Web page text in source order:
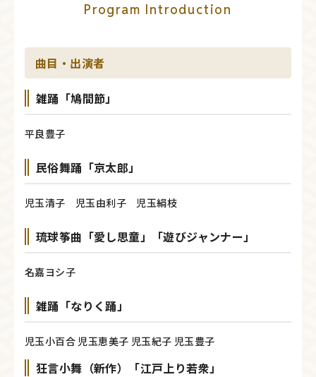
Program Introduction
曲目・出演者
雑踊「鳩間節」
平良豊子
民俗舞踊「京太郎」
児玉清子 児玉由利子 児玉絹枝
琉球筝曲「愛し思童」「遊びジャンナー」
名嘉ヨシ子
雑踊「なりく踊」
児玉小百合 児玉恵美子 児玉紀子 児玉豊子
狂言小舞（新作）「江戸上り若衆」